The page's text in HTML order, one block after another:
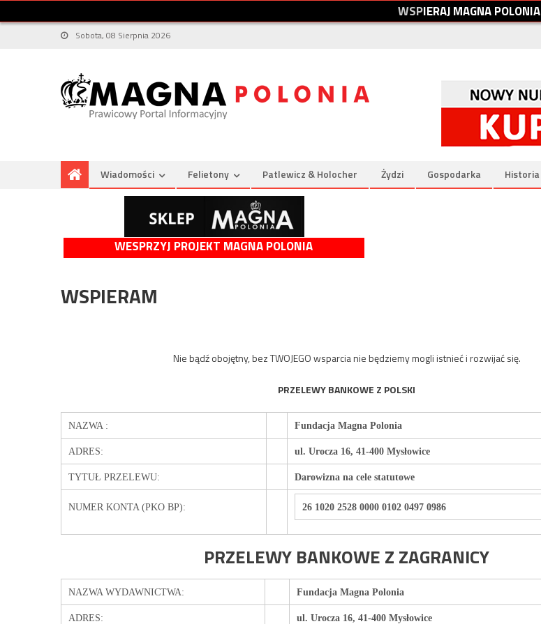
WSPIERAJMAGNAPOLONIA
Sobota, 08 Sierpnia 2026
Wiadomości Felietony Patlewicz & Holocher Żydzi Gospodarka Historia
WESPRZYJ PROJEKT MAGNA POLONIA
WSPIERAM
Nie bądź obojętny, bez TWOJEGO wsparcia nie będziemy mogli istnieć i rozwijać się.
PRZELEWY BANKOWE Z POLSKI
NAZWA : Fundacja Magna Polonia
ADRES: ul. Urocza 16, 41-400 Mysłowice
TYTUŁ PRZELEWU: Darowizna na cele statutowe
NUMER KONTA (PKO BP): 26 1020 2528 0000 0102 0497 0986
PRZELEWY BANKOWE Z ZAGRANICY
NAZWA WYDAWNICTWA: Fundacja Magna Polonia
ADRES: ul. Urocza 16, 41-400 Mysłowice